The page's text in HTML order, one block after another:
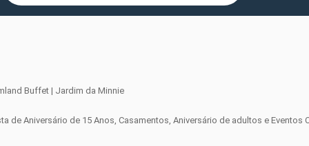
de Aniversário de 15 Anos, Casamentos, Aniversário de adultos e Eventos